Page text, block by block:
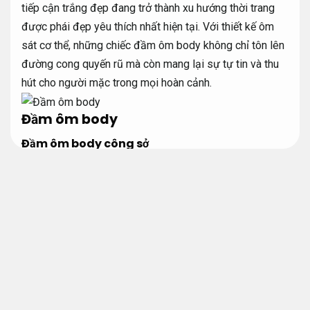
tiếp cận trắng đẹp đang trở thành xu hướng thời trang
được phái đẹp yêu thích nhất hiện tại. Với thiết kế ôm
sát cơ thể, những chiếc đầm ôm body không chỉ tôn lên
đường cong quyến rũ mà còn mang lại sự tự tin và thu
hút cho người mặc trong mọi hoàn cảnh.
Đầm ôm body
Đầm ôm body công sở